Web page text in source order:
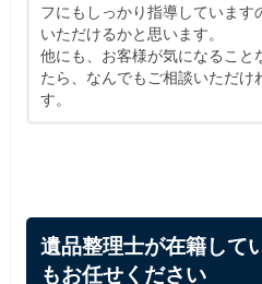
フにもしっかり指導しています
いただけるかと思います。
他にも、お客様が気になること
たら、なんでもご相談いただけ
す。
遺品整理士が在籍して
もお任せください